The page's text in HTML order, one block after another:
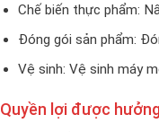
Chế biến thực phẩm:
Đóng gói sản phẩm:
Vệ sinh: Vệ sinh máy
Quyền lợi được